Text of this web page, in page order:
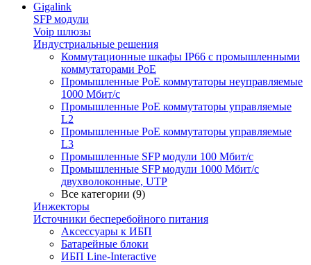
Gigalink
SFP модули
Voip шлюзы
Индустриальные решения
Коммутационные шкафы IP66 c промышленными
коммутаторами PoE
Промышленные PoE коммутаторы неуправляемые
1000 Мбит/с
Промышленные PoE коммутаторы управляемые
L2
Промышленные PoE коммутаторы управляемые
L3
Промышленные SFP модули 100 Мбит/c
Промышленные SFP модули 1000 Мбит/c
двухволоконные, UTP
Все категории (9)
Инжекторы
Источники бесперебойного питания
Аксессуары к ИБП
Батарейные блоки
ИБП Line-Interactive